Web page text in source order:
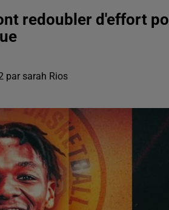
redoubler d'effort
par sarah Rios